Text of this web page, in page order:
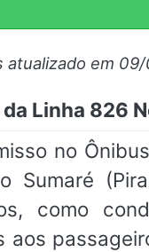
atualizado em
Linha 826
no
Sumaré
como
aos